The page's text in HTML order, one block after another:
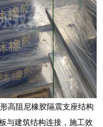
高阻尼橡胶隔震支座结构
与建筑结构连接，施工效